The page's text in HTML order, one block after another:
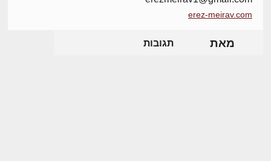
erez-meirav.com
מאת תגובות